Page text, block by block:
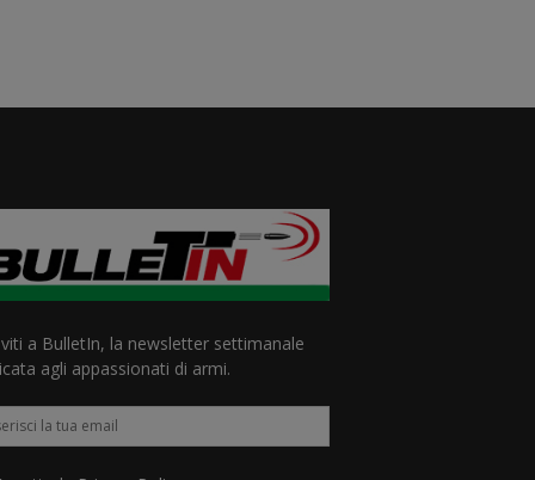
a BulletIn, la newsletter settimanale
agli appassionati di armi.